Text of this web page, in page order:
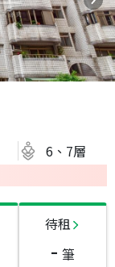
6、7層
待租
- 筆